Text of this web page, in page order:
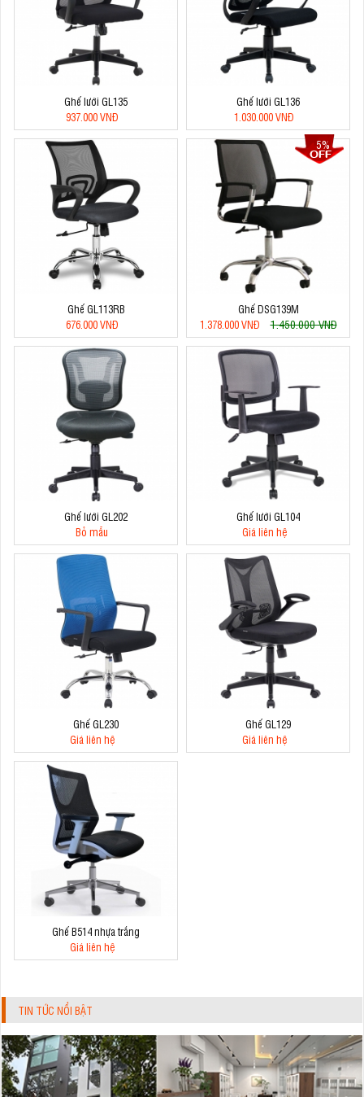
Ghế lưới GL135
937.000 VNĐ
Ghế lưới GL136
1.030.000 VNĐ
Ghế GL113RB
676.000 VNĐ
5%
Ghế DSG139M
1.378.000 VNĐ
1.450.000 VNĐ
Ghế lưới GL202
Bỏ mẫu
Ghế lưới GL104
Giá liên hệ
Ghế GL230
Giá liên hệ
Ghế GL129
Giá liên hệ
Ghế B514 nhựa trắng
Giá liên hệ
TIN TỨC NỔI BẬT